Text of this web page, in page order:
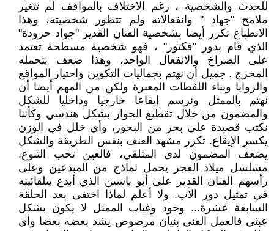
للحدث والشخصية ، رغم الاختلاف بالمواقف لم تتغير
ملامح "جهاد " وانفعالاته ولم تتطور شخصيته، وهذا
الانطباع تكرر أيضا بشخصية الفنان القدير "جواد حرودة"
الذي قام بدور "فكتور" ، فهو شخصية مسطحة تعتمد
على الصراخ والانفعال الواحد، وهذا ضعف يتحمله
المخرج . جميل أن نهتم بجماليات التكوين واختيار المواقع
والزوايا وبناء اللقطات المعبرة ولكن من المهم أيضا أن
نهتم بالممثل ونرسم إيقاعا خارجيا وداخليا للشكل
والمضمون من خلال تقطيع الحوار بشكل هندسي وكأننا
نكتب قصيدة على بحر من البحور، وأي خلل في الوزن
يكسر الإيقاع. تكرر مشهد العنف بنفس الطريقة والشكل
يضعف المضمون لدى المتلقي، فالعين تحب التنوع.
مسلسل ميلاد الفجر يحمل نماذج من المبدعين وعلى
رأسهم الفنان القدير على أبو ياسين الذي أبدع بتلقائيته
في تمثيل دور الأب. ولا أعلم لماذا اختفى بعد الحلقة
السابعة عشرة... وجود وغياب الممثل لا يكون بشكل
عبثي فالعمل الفني بنيان مرصوص يشد بعضه بعضا وأي